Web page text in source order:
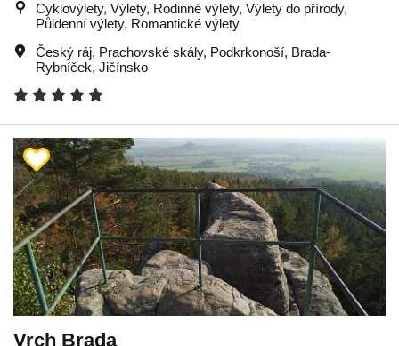
Cyklovýlety, Výlety, Rodinné výlety, Výlety do přírody,
Půldenní výlety, Romantické výlety
Český ráj, Prachovské skály, Podkrkonoší, Brada-
Rybníček, Jičínsko
Vrch Brada